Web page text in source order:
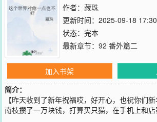
作者： 藏珠
更新时间：2025-09-18
状态：完本
最新章节： 92 番外篇二
加入书架
简介：
【昨天收到了新年祝福哎，好开心，也祝你们
南枝攒了一万块钱，打算买只猫，在手机上和